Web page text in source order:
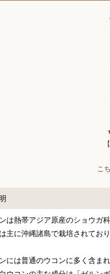
こ
は熱帯アジア原産のショウガ
主に沖縄諸島で栽培されてお
には普通のウコンに多く含ま